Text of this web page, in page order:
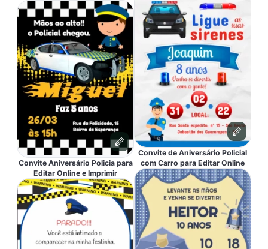
Convite Aniversário Policia para
Editar Online e Imprimir
Convite de Aniversário Policial
com Carro para Editar Online